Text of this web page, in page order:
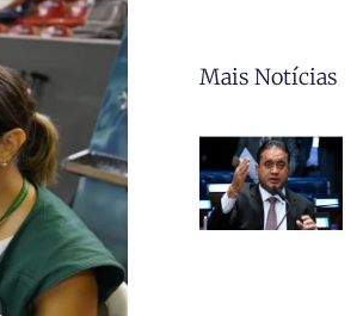
Mais Notícias